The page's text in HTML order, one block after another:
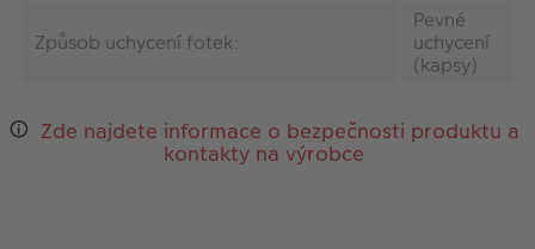
Způsob uchycení fotek:
Pevné
uchycení
(kapsy)
Zde najdete informace o bezpečnosti produktu a
kontakty na výrobce